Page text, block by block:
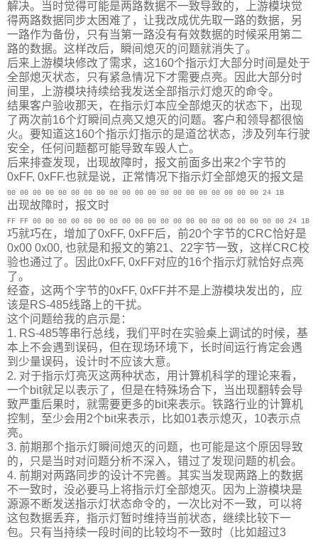
解决。当时觉得可能是两路数据不一致导致的，上游模块觉
得两路数据同步太困难了，让我改成优先取一路的数据，另
一路作为备份，只有当第一路没有有效数据的时候采用第二
路的数据。这样改后，瞬间熄灭的问题就消失了。
后来上游模块修改了需求，这160个指示灯大部分时间是处于
全部熄灭状态，只有紧急情况下才需要点亮。因此大部分时
间里，上游模块持续给我发送全部指示灯熄灭的命令。
结果客户验收那天，在指示灯本应全部熄灭的状态下，出现
了两次前16个灯瞬间点亮又熄灭的问题。客户和领导都很恼
火。要知道这160个指示灯指示的是道岔状态，涉及列车行驶
安全，任何问题都可能导致车毁人亡。
后来排查发现，出现故障时，报文前面多出来2个字节的
0xFF, 0xFF.也就是说，正常情况下指示灯全部熄灭的报文是
00 00 00 00 00 00 00 00 00 00 00 00 00 00 00 00 00 00 00 00 24 1B
出现故障时，报文时
FF FF 00 00 00 00 00 00 00 00 00 00 00 00 00 00 00 00 00 00 00 00 24 1B
巧就巧在，增加了0xFF, 0xFF后，前20个字节的CRC恰好是
0x00 0x00, 也就是和报文的第21、22字节一致，这样CRC校
验也通过了。因此0xFF, 0xFF对应的16个指示灯就恰好点亮
了。
经查，这两个字节的0xFF, 0xFF并不是上游模块发出的，应
该是RS-485线路上的干扰。
这个问题给我的启示是：
1. RS-485等串行总线，我们平时在实验桌上调试的时候，基
本上不会遇到误码，但在现场环境下，长时间运行肯定会遇
到少量误码，设计时不应该大意。
2. 对于指示灯亮灭这两种状态，用计算机科学的理论来看，
一个bit就足以表示了，但是在特殊场合下，当出现翻转会导
致严重后果时，就需要更多的bit来表示。铁路行业的计算机
控制，至少会用2个bit来表示，比如01表示熄灭，10表示点
亮。
3. 前期那个指示灯瞬间熄灭的问题，也可能是这个原因导致
的，只是当时对问题分析不深入，错过了发现问题的机会。
4. 前期对两路同步的设计不完善。其实当发现两路上的数据
不一致时，没必要马上将指示灯全部熄灭。因为上游模块是
源源不断发送指示灯状态命令的，一次比对不一致，可以将
这包数据丢弃，指示灯暂时维持当前状态，继续比较下一
包。只有当持续一段时间的比较均不一致时（比如超过3